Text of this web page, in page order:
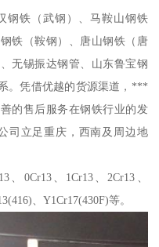
钢铁（武钢）、马鞍山钢铁
铁（鞍钢）、唐山钢铁（唐
无锡振达钢管、山东鲁宝钢
。凭借优越的货源渠道，***
的售后服务在钢铁行业的发
司立足重庆，西南及周边地
、0Cr13、1Cr13、2Cr13、
、Y1Cr17(430F)等。